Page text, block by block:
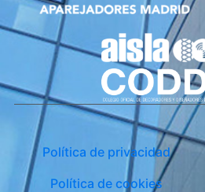
Política de privacidad
Política de cookies